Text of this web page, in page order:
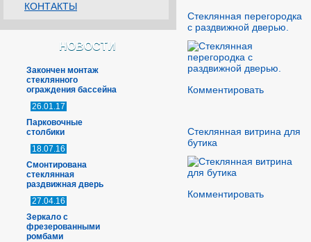
КОНТАКТЫ
НОВОСТИ
Закончен монтаж
стеклянного
ограждения бассейна
26.01.17
Парковочные
столбики
18.07.16
Смонтирована
стеклянная
раздвижная дверь
27.04.16
Зеркало с
фрезерованными
ромбами
Стеклянная перегородка
с раздвижной дверью.
Комментировать
Стеклянная витрина для
бутика
Комментировать